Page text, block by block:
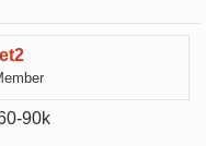
90k